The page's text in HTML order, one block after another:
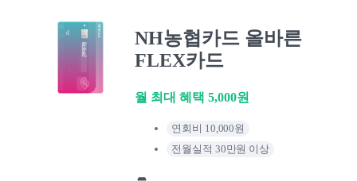
NH농협카드 올바른
FLEX카드
월 최대 혜택 5,000원
연회비 10,000원
전월실적 30만원 이상